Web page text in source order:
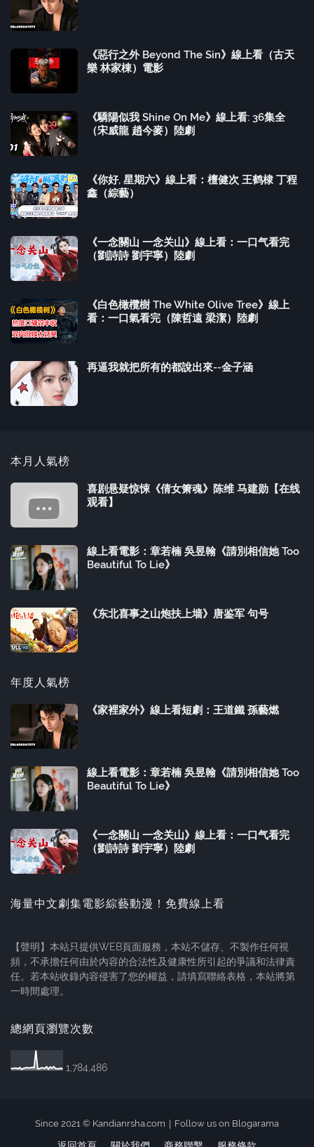
《惡行之外 Beyond The Sin》線上看（古天
樂 林家棟）電影
《驕陽似我 Shine On Me》線上看: 36集全
（宋威龍 趙今麥）陸劇
《你好, 星期六》線上看：檀健次 王鹤棣 丁程
鑫（綜藝）
《一念關山 一念关山》線上看：一口气看完
（劉詩詩 劉宇寧）陸劇
《白色橄欖樹 The White Olive Tree》線上
看：一口氣看完（陳哲遠 梁潔）陸劇
再逼我就把所有的都說出來--金子涵
本月人氣榜
喜剧悬疑惊悚《倩女箫魂》陈维 马建勋【在线
观看】
線上看電影：章若楠 吳昱翰《請別相信她 Too
Beautiful To Lie》
《东北喜事之山炮扶上墙》唐鉴军 句号
年度人氣榜
《家裡家外》線上看短劇：王道鐵 孫藝燃
線上看電影：章若楠 吳昱翰《請別相信她 Too
Beautiful To Lie》
《一念關山 一念关山》線上看：一口气看完
（劉詩詩 劉宇寧）陸劇
海量中文劇集電影綜藝動漫！免費線上看
【聲明】本站只提供WEB頁面服務，本站不儲存、不製作任何視
頻，不承擔任何由於內容的合法性及健康性所引起的爭議和法律責
任。若本站收錄內容侵害了您的權益，請填寫聯絡表格，本站將第
一時間處理。
總網頁瀏覽次數
1,784,486
Since 2021 © Kandianrsha.com ｜ Follow us on Blogarama